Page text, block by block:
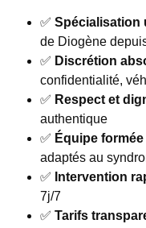
✅ Spécialisation
de Diogène
✅ Discrétion
confidentialité,
✅ Respect et
authentique
✅ Équipe
adaptés au
✅ Intervention
7j/7
✅ Tarifs